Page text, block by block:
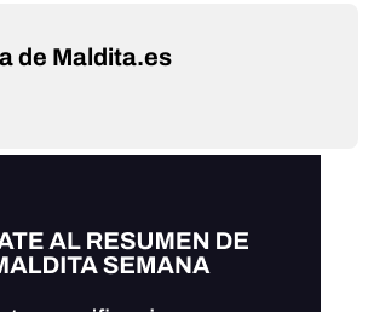
de Maldita.es